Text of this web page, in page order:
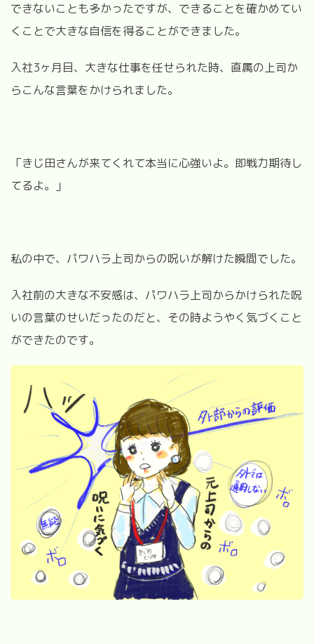
できないことも多かったですが、できることを確かめてい
くことで大きな自信を得ることができました。
入社3ヶ月目、大きな仕事を任せられた時、直属の上司か
らこんな言葉をかけられました。
「きじ田さんが来てくれて本当に心強いよ。即戦力期待し
てるよ。」
私の中で、パワハラ上司からの呪いが解けた瞬間でした。
入社前の大きな不安感は、パワハラ上司からかけられた呪
いの言葉のせいだったのだと、その時ようやく気づくこと
ができたのです。